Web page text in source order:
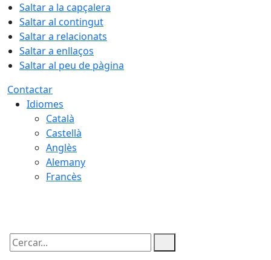
Saltar a la capçalera
Saltar al contingut
Saltar a relacionats
Saltar a enllaços
Saltar al peu de pàgina
Contactar
Idiomes
Català
Castellà
Anglès
Alemany
Francès
Cercar: